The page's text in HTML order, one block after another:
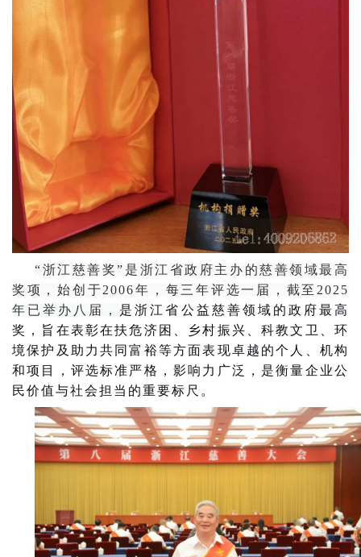
“浙江慈善奖”是浙江省政府主办的慈善领域最高
奖项，始创于2006年，每三年评选一届，截至2025
年已举办八届， 是浙江省公益慈善领域的政府最高
奖，旨在表彰在扶危济困、乡村振兴、科教文卫、环
境保护及助力共同富裕等方面表现卓越的个人、机构
和项目，评选标准严格，影响力广泛，是衡量企业公
民价值与社会担当的重要标尺。